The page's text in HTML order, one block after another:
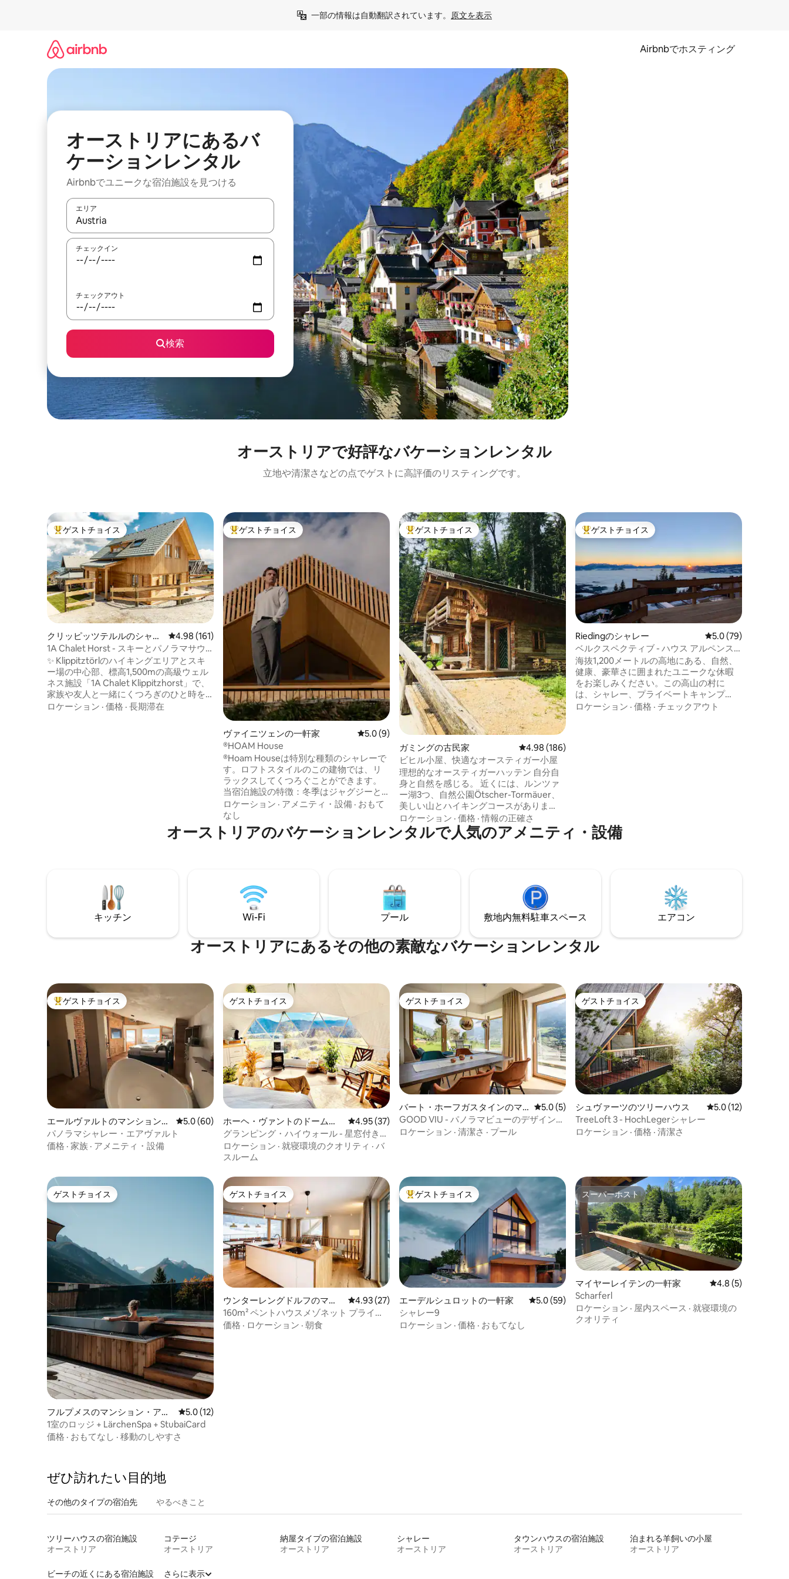
一部の情報は自動翻訳されています。 原文を表示
Airbnbでホスティング
オーストリアにあるバ
ケーションレンタル
Airbnbでユニークな宿泊施設を見つける
エリア
検索結果が表示されたら、上下の矢印キーを使って移動するか、画面をタッチまたはスワイプして検索結果を確認することができます。
チェックイン
チェックアウト
検索
オーストリアで好評なバケーションレンタル
立地や清潔さなどの点でゲストに高評価のリスティングです。
大好評のゲストチョイスです。
ゲストチョイス
クリッピッツテルルのシャレ
ー
レビュー161件、5つ星中4.98つ星の平均評価
4.98 (161)
1A Chalet Horst - スキーとパノラマサウ
ナ
✨ Klippitztörlのハイキングエリアとスキ
ー場の中心部、標高1,500mの高級ウェル
ネス施設「1A Chalet Klippitzhorst」で、
家族や友人と一緒にくつろぎのひと時を
お過ごしください。 🧖‍♂️ ハイライトは、素
ロケーション · 価格 · 長期滞在
大好評のゲストチョイスです。
ゲストチョイス
ヴァイニツェンの一軒家 レビュー9件、5つ星中5.0つ星の平均評価
5.0 (9)
®HOAM House
®Hoam Houseは特別な種類のシャレーで
す。ロフトスタイルのこの建物では、リ
ラックスしてくつろぐことができます。
当宿泊施設の特徴：冬季はジャグジーと
して利用できる温水プール。アルプス山
脈の遠景を望み、グラーツにも近い立
地。リラクゼーション旅行でも、都市で
の休暇でも、ここでは心が求めるものが
と共用のフィットネススタジオがありま
す。アルパカたちも皆さんのお越しを心
待ちにしています！
ロケーション · アメニティ・設備 · おもて
なし
大好評のゲストチョイスです。
ゲストチョイス
ガミングの古民家 レビュー186件、5つ星中4.98つ星の平均評価
4.98 (186)
ビヒル小屋、快適なオースティガー小屋
理想的なオースティガーハッテン 自分自
身と自然を感じる。 近くには、ルンツァ
ー湖3つ、自然公園Ötscher-Tormäuer、
美しい山とハイキングコースがありま
す！自転車愛好家は、イブスタール自転
車道を特に気に入るでしょう。キャニオ
ニング、ラフティング、そしてフライン
料理をお楽しみいただけます。 小屋へ
は、車で砂利道を通ってアクセスするこ
とができます。
ロケーション · 価格 ·情報の正確さ
大好評のゲストチョイスです。
ゲストチョイス
Riedingのシャレー レビュー79件、5つ
5.0 (79)
ベルクスペクティブ - ハウス アルペンス
パ
海抜1,200メートルの高地にある、自然、
健康、豪華さに囲まれたユニークな休暇
をお楽しみください。この高山の村に
は、シャレー、プライベートキャンプ
場、健康、リラクゼーション、美食に焦
ロケーション · 価格 · チェックアウト
オーストリアのバケーションレンタルで人気のアメニティ・設備
キッチン Wi-Fi プール 敷地内無料駐⁠車ス⁠ペ⁠ー⁠ス エアコン
オーストリアにあるその他の素敵なバケーションレンタル
大好評のゲストチョイスです。
ゲストチョイス
エールヴァルトのマンション・
アパート
レビュー60件、5つ星中5.0つ星の平均評価
5.0 (60)
パノラマシャレー・エアヴァルト
価格 · 家族 · アメニティ・設備
ゲストチョイス
ゲストチョイス
ホーヘ・ヴァントのドームハ
ウス
レビュー37件、5つ星中4.95つ星の平均評価
4.95 (37)
グランピング・ハイウォール - 星窓付きド
ームテント
ロケーション · 就寝環境のクオリティ · バ
スルーム
ゲストチョイス
ゲストチョイス
バート・ホーフガスタインのマ
ンション・アパート
レビュー5件、5つ星中5.0つ星の平均評価
5.0 (5)
GOOD VIU - パノラマビューのデザインア
パートメント
ロケーション · 清潔さ · プール
ゲストチョイス
ゲストチョイス
シュヴァーツのツリーハウス レビュー12件、5つ
5.0 (12)
TreeLoft 3 - HochLegerシャレー
ロケーション · 価格 · 清潔さ
ゲストチョイス
ゲストチョイス
フルプメスのマンション・アパ
ート
レビュー12件、5つ星中5.0つ星の平均評価
5.0 (12)
1室のロッジ + LärchenSpa + StubaiCard
価格 · おもてなし · 移動のしやすさ
ゲストチョイス
ゲストチョイス
ウンターレングドルフのマン
ション・アパート
レビュー27件、5つ星中4.93つ星の平均評価
4.93 (27)
160m² ペントハウスメゾネット プライベ
ートサウナ - ダ・ザヴェール
価格 · ロケーション · 朝食
大好評のゲストチョイスです。
ゲストチョイス
エーデルシュロットの一軒家 レビュー59件、5つ星中5.0つ星の平均評価
5.0 (59)
シャレー9
ロケーション · 価格 · おもてなし
スーパーホスト
スーパーホスト
マイヤーレイテンの一軒家 レビュー5件、5つ
4.8 (5)
Scharferl
ロケーション · 屋内スペース · 就寝環境の
クオリティ
ぜひ訪⁠れ⁠た⁠い目⁠的⁠地
その他のタ⁠イ⁠プ⁠の宿⁠泊⁠先 やるべきこと
ツリーハウスの宿泊施設
オーストリア
コテージ
オーストリア
納屋タイプの宿泊施設
オーストリア
シャレー
オーストリア
タウンハウスの宿泊施設
オーストリア
泊まれる羊飼いの小屋
オーストリア
ビーチの近くにある宿泊施設
さらに表示